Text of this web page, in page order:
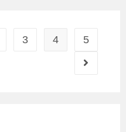
3 4 5